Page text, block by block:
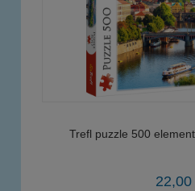
Trefl puzzle 500
22,00